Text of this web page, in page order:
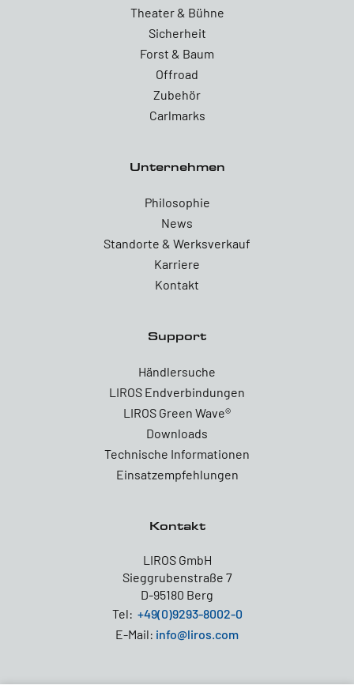
Theater & Bühne
Sicherheit
Forst & Baum
Offroad
Zubehör
Carlmarks
Unternehmen
Philosophie
News
Standorte & Werksverkauf
Karriere
Kontakt
Support
Händlersuche
LIROS Endverbindungen
LIROS Green Wave®
Downloads
Technische Informationen
Einsatzempfehlungen
Kontakt
LIROS GmbH
Sieggrubenstraße 7
D-95180 Berg
Tel: +49(0)9293-8002-0
E-Mail: info@liros.com